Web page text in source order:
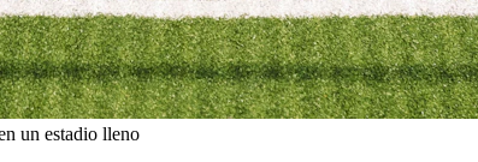
un estadio lleno